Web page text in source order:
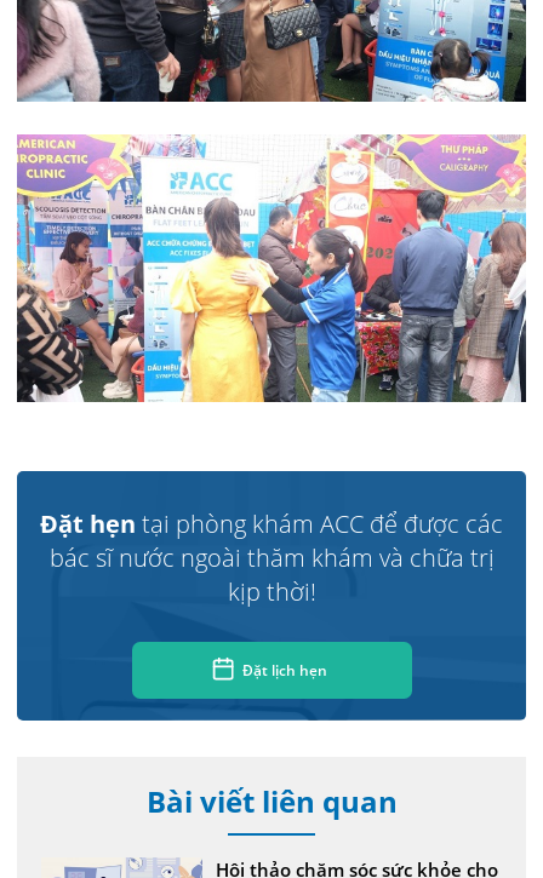
Đặt hẹn tại phòng khám ACC để được các
bác sĩ nước ngoài thăm khám và chữa trị
kịp thời!
Đặt lịch hẹn
Bài viết liên quan
Hội thảo chăm sóc sức khỏe cho